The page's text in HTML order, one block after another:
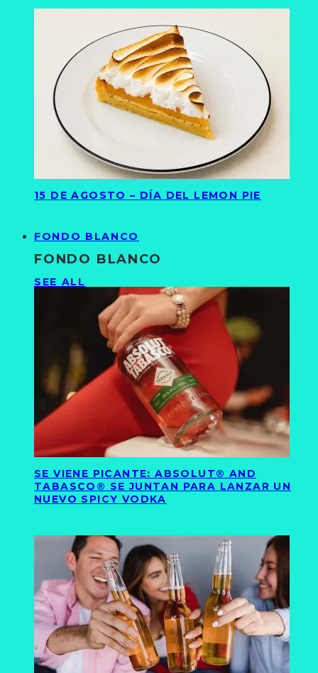
15 DE AGOSTO – DÍA DEL LEMON PIE
FONDO BLANCO
FONDO BLANCO
SEE ALL
SE VIENE PICANTE: ABSOLUT® AND
TABASCO® SE JUNTAN PARA LANZAR UN
NUEVO SPICY VODKA